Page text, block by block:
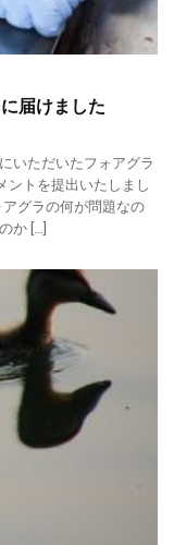
届けました
いただいたフォアグラ
ントを提出いたしまし
グラの何が問題なの
か […]